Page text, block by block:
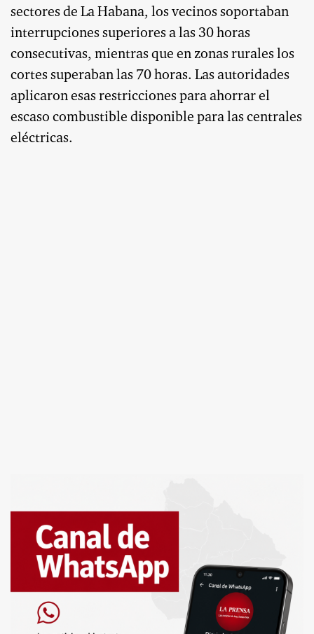
sectores de La Habana, los vecinos soportaban
interrupciones superiores a las 30 horas
consecutivas, mientras que en zonas rurales los
cortes superaban las 70 horas. Las autoridades
aplicaron esas restricciones para ahorrar el
escaso combustible disponible para las centrales
eléctricas.